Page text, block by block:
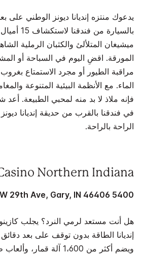
يدعوك منتزه إنديانا ديونز الوطني على
بالسيارة
ميشيغان المتلألئ والكثبان الرملية
المورقة. اقضِ اليوم في السباحة أو
مراقبة الطيور أو مجرد الاستمتاع
الماء. مع الأنظمة البيئية المتنوعة
فإنه ملاذ لا بد منه لمحبي الطبيعة.
في فندقنا بالقرب من حديقة إنديانا
الراحة بالراحة.
Northern Indiana
5400 W 29th Ave, Gary, IN 46406
هل أنت مستعد لرمي النرد؟ يجلب
إنديانا الطاقة بدون توقف على بعد
ويضم أكثر من 1،600 آلة